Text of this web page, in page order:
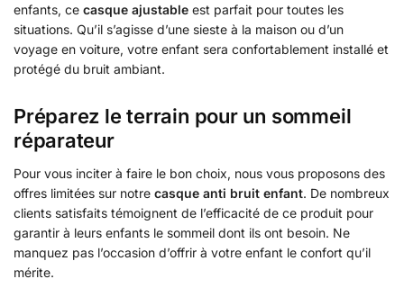
enfants, ce casque ajustable est parfait pour toutes les
situations. Qu’il s’agisse d’une sieste à la maison ou d’un
voyage en voiture, votre enfant sera confortablement installé et
protégé du bruit ambiant.
Préparez le terrain pour un sommeil
réparateur
Pour vous inciter à faire le bon choix, nous vous proposons des
offres limitées sur notre casque anti bruit enfant. De nombreux
clients satisfaits témoignent de l’efficacité de ce produit pour
garantir à leurs enfants le sommeil dont ils ont besoin. Ne
manquez pas l’occasion d’offrir à votre enfant le confort qu’il
mérite.